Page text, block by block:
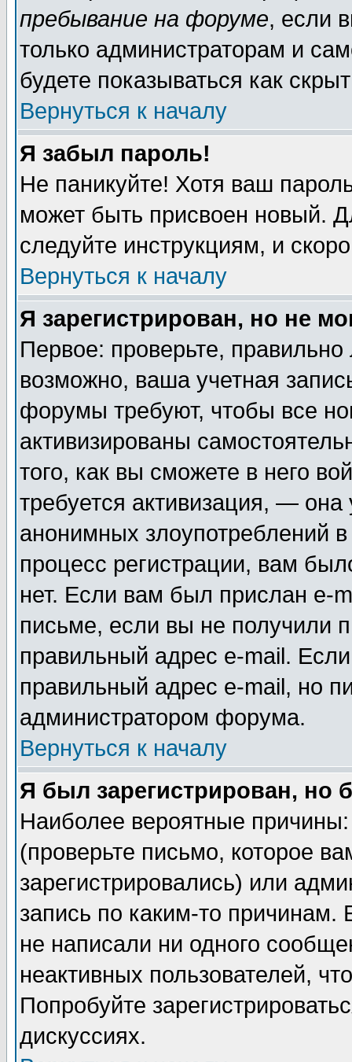
пребывание на форуме, если
только администраторам и
будете показываться как
Вернуться к началу
Я забыл пароль!
Не паникуйте! Хотя ваш
может быть присвоен новый.
следуйте инструкциям, и
Вернуться к началу
Я зарегистрирован, но не
Первое: проверьте,
возможно, ваша учетная
форумы требуют, чтобы все
активизированы
того, как вы сможете в него
требуется активизация, —
анонимных злоупотреблений
процесс регистрации, вам
нет. Если вам был прислан e-
письме, если вы не получили
правильный адрес e-mail.
правильный адрес e-mail, но
администратором форума.
Вернуться к началу
Я был зарегистрирован, но
Наиболее вероятные
(проверьте письмо, которое
зарегистрировались) или
запись по каким-то
не написали ни одного
неактивных пользователей,
Попробуйте
дискуссиях.